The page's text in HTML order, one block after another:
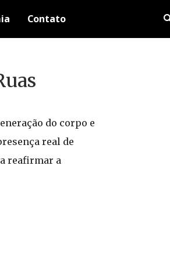
Contato
do corpo e
real de
reafirmar a